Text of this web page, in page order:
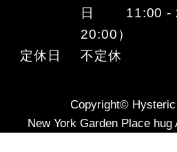
日 11:00 -
20:00）
定休日
不定休
Copyright©
New York Garden Place